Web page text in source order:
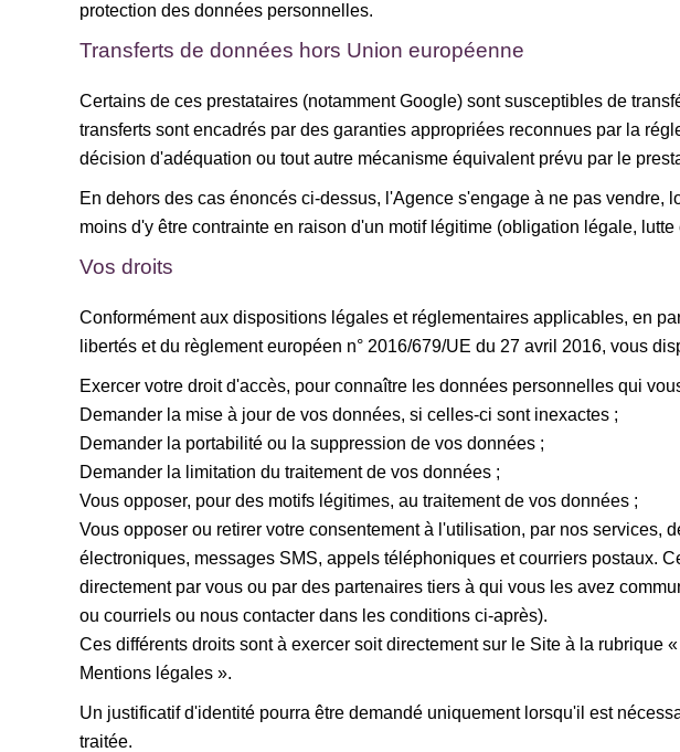
protection des données personnelles.
Transferts de données hors Union européenne
Certains de ces prestataires (notamment Google) sont susceptibles de
transferts sont encadrés par des garanties appropriées reconnues par la
décision d'adéquation ou tout autre mécanisme équivalent prévu par le
En dehors des cas énoncés ci-dessus, l'Agence s'engage à ne pas
moins d'y être contrainte en raison d'un motif légitime (obligation légale,
Vos droits
Conformément aux dispositions légales et réglementaires applicables, en
libertés et du règlement européen n° 2016/679/UE du 27 avril 2016, vous
Exercer votre droit d'accès, pour connaître les données personnelles qui
Demander la mise à jour de vos données, si celles-ci sont inexactes ;
Demander la portabilité ou la suppression de vos données ;
Demander la limitation du traitement de vos données ;
Vous opposer, pour des motifs légitimes, au traitement de vos données ;
Vous opposer ou retirer votre consentement à l'utilisation, par nos
électroniques, messages SMS, appels téléphoniques et courriers postaux.
directement par vous ou par des partenaires tiers à qui vous les avez
ou courriels ou nous contacter dans les conditions ci-après).
Ces différents droits sont à exercer soit directement sur le Site à la
Mentions légales ».
Un justificatif d'identité pourra être demandé uniquement lorsqu'il est
traitée.